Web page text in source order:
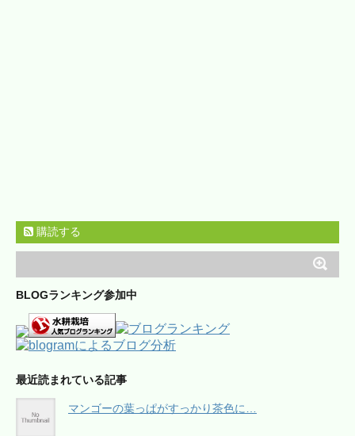
購読する
BLOGランキング参加中
最近読まれている記事
マンゴーの葉っぱがすっかり茶色に…